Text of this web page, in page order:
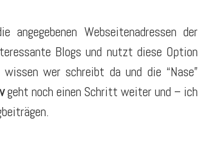
Webseitenadressen der
Blogs und nutzt diese Option
wer schreibt da und die “Nase”
geht noch einen Schritt weiter und – ich